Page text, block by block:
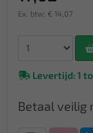
Ex. btw: € 14,07
Levertijd: 1
Betaal veilig